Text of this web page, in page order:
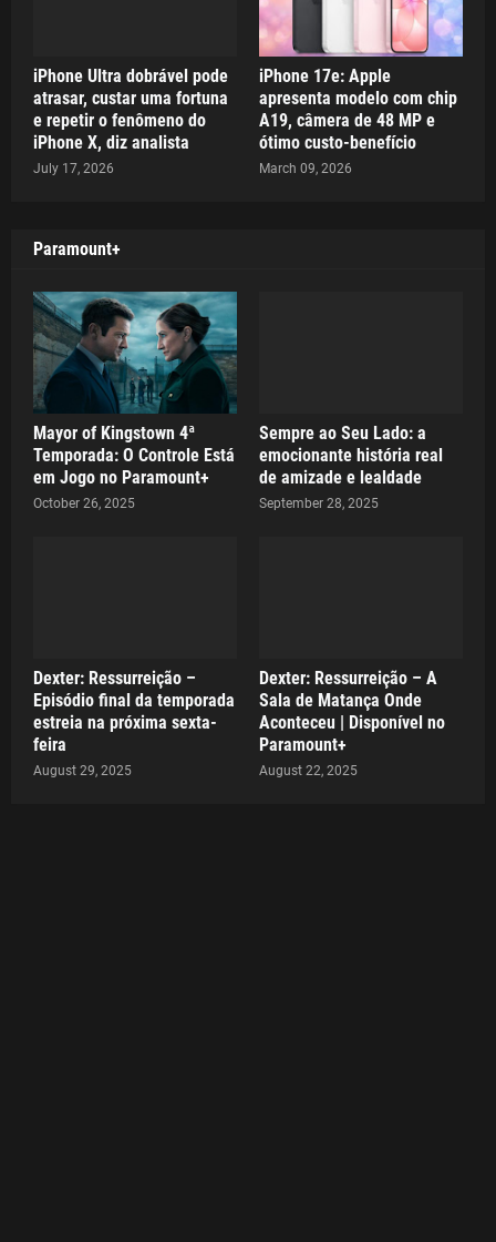
iPhone Ultra dobrável pode
atrasar, custar uma fortuna
e repetir o fenômeno do
iPhone X, diz analista
July 17, 2026
iPhone 17e: Apple
apresenta modelo com chip
A19, câmera de 48 MP e
ótimo custo-benefício
March 09, 2026
Paramount+
Mayor of Kingstown 4ª
Temporada: O Controle Está
em Jogo no Paramount+
October 26, 2025
Sempre ao Seu Lado: a
emocionante história real
de amizade e lealdade
September 28, 2025
Dexter: Ressurreição –
Episódio final da temporada
estreia na próxima sexta-
feira
August 29, 2025
Dexter: Ressurreição – A
Sala de Matança Onde
Aconteceu | Disponível no
Paramount+
August 22, 2025